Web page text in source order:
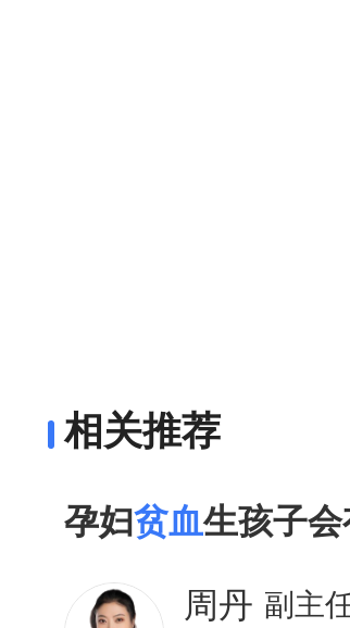
相关推荐
孕妇贫血生孩子会
周丹 副主